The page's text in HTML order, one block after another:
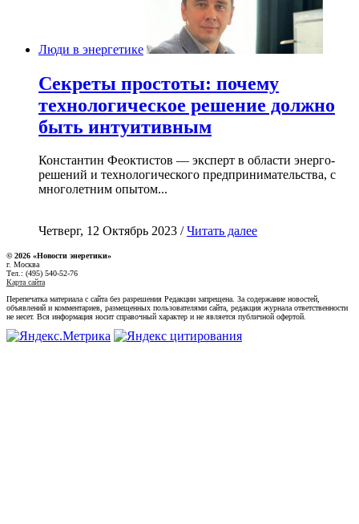
Люди в энергетике
Секреты простоты: почему
технологическое решение должно
быть интуитивным
Константин Феоктистов — эксперт в области энерго-
решений и технологического предпринимательства, с
многолетним опытом...
Четверг, 12 Октябрь 2023 /Читать далее
© 2026 «Новости энеретики»
г. Москва
Тел.: (495) 540-52-76
Карта сайта
Перепечатка материала с сайта без разрешения Редакции запрещена. За содержание новостей,
объявлений и комментариев, размещенных пользователями сайта, редакция журнала ответственности
не несет. Вся информация носит справочный характер и не является публичной офертой.